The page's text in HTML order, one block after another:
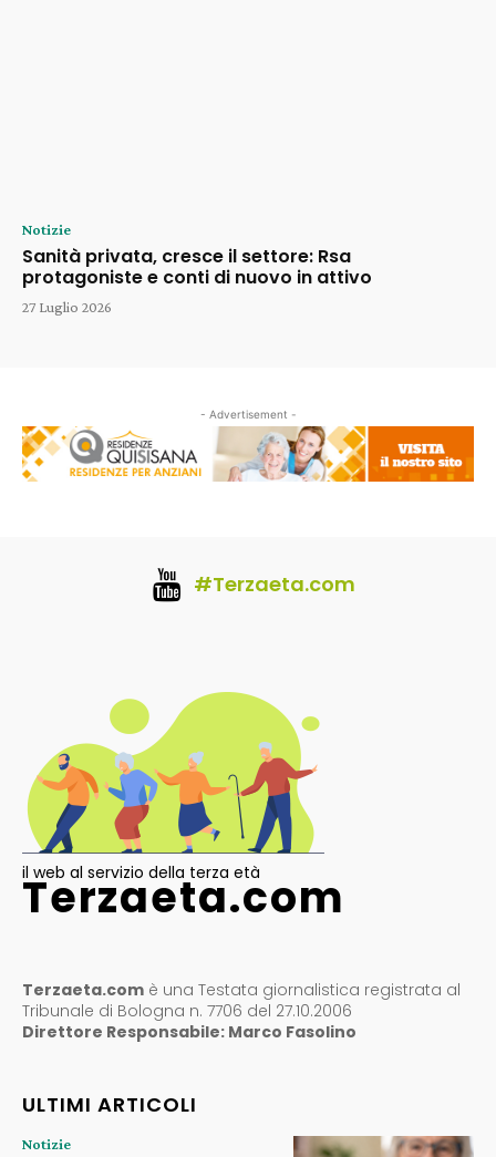
Notizie
Sanità privata, cresce il settore: Rsa
protagoniste e conti di nuovo in attivo
27 Luglio 2026
- Advertisement -
#Terzaeta.com
il web al servizio della terza età
Terzaeta.com
Terzaeta.com è una Testata giornalistica registrata al
Tribunale di Bologna n. 7706 del 27.10.2006
Direttore Responsabile: Marco Fasolino
ULTIMI ARTICOLI
Notizie